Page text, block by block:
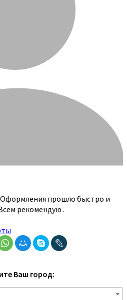
прошло быстро и
рекомендую .
Ваш город: